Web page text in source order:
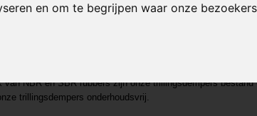
en om te begrijpen waar onze
DIN 7715
van NBR en SBR rubbers zijn onze trillingsdempers
trillingsdempers onderhoudsvrij.